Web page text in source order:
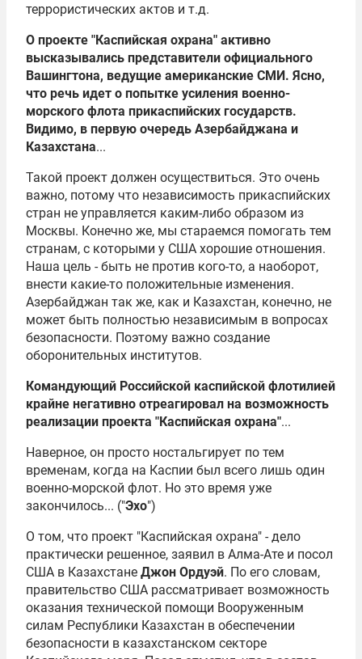
террористических актов и т.д.
О проекте "Каспийская охрана" активно
высказывались представители официального
Вашингтона, ведущие американские СМИ. Ясно,
что речь идет о попытке усиления военно-
морского флота прикаспийских государств.
Видимо, в первую очередь Азербайджана и
Казахстана...
Такой проект должен осуществиться. Это очень
важно, потому что независимость прикаспийских
стран не управляется каким-либо образом из
Москвы. Конечно же, мы стараемся помогать тем
странам, с которыми у США хорошие отношения.
Наша цель - быть не против кого-то, а наоборот,
внести какие-то положительные изменения.
Азербайджан так же, как и Казахстан, конечно, не
может быть полностью независимым в вопросах
безопасности. Поэтому важно создание
оборонительных институтов.
Командующий Российской каспийской флотилией
крайне негативно отреагировал на возможность
реализации проекта "Каспийская охрана"...
Наверное, он просто ностальгирует по тем
временам, когда на Каспии был всего лишь один
военно-морской флот. Но это время уже
закончилось... ("Эхо")
О том, что проект "Каспийская охрана" - дело
практически решенное, заявил в Алма-Ате и посол
США в Казахстане Джон Ордуэй. По его словам,
правительство США рассматривает возможность
оказания технической помощи Вооруженным
силам Республики Казахстан в обеспечении
безопасности в казахстанском секторе